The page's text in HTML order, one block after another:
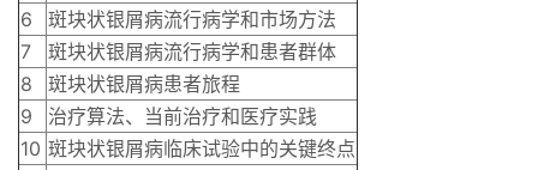
6
斑块状银屑病流行病学和市场方法
7
斑块状银屑病流行病学和患者群体
8
斑块状银屑病患者旅程
9
治疗算法、当前治疗和医疗实践
10 斑块状银屑病临床试验中的关键终点